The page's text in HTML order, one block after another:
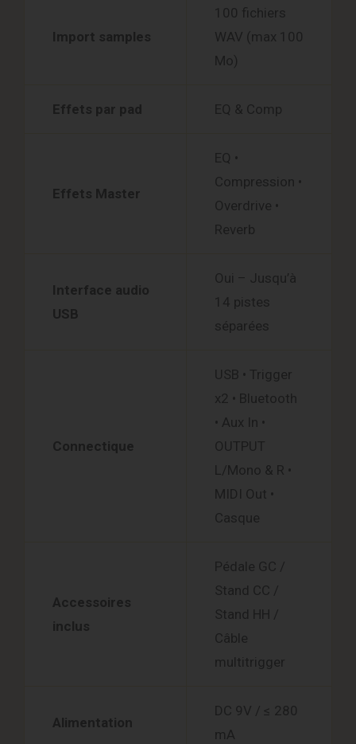
Import samples
100 fichiers
WAV (max 100
Mo)
Effets par pad EQ & Comp
Effets Master
EQ •
Compression •
Overdrive •
Reverb
Interface audio
USB
Oui – Jusqu’à
14 pistes
séparées
Connectique
USB • Trigger
x2 • Bluetooth
• Aux In •
OUTPUT
L/Mono & R •
MIDI Out •
Casque
Accessoires
inclus
Pédale GC /
Stand CC /
Stand HH /
Câble
multitrigger
Alimentation
DC 9V / ≤ 280
mA